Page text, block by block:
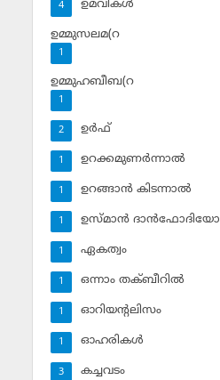
ഉമവികള്‍
4
ഉമ്മുസലമ(റ
1
ഉമ്മുഹബീബ(റ
1
ഉര്‍ഫ്
2
ഉറക്കമുണര്‍ന്നാല്‍
1
ഉറങ്ങാന്‍ കിടന്നാല്‍
1
ഉസ്മാന്‍ ദാന്‍ഫോദിയോ
1
ഏകത്വം
1
ഒന്നാം തക്ബീറില്‍
1
ഓറിയന്റലിസം
1
ഓഹരികള്‍
1
കച്ചവടം
3